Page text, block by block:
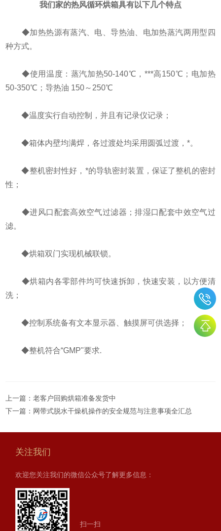
我们家的热风循环烘箱具有以下几个特点
◆加热热源有蒸汽、电、导热油、电加热蒸汽两用型四
种方式。
◆使用温度：蒸汽加热50-140℃，***高150℃；电加热
50-350℃；导热油 150～250℃
◆温度实行自动控制，并且有记录仪记录；
◆箱体内壁均满焊，各过渡处均采用圆弧过渡，*。
◆整机密封性好，*的导轨密封装置，保证了整机的密封
性；
◆进风口配套高效空气过滤器；排湿口配套中效空气过
滤。
◆烘箱双门实现机械联锁。
◆烘箱内各零部件均可快速拆卸，快速安装，以方便清
洗；
◆控制系统备有文本显示器、触摸屏可供选择；
◆整机符合“GMP"要求.
上一篇：老客户回购烘箱准备发货中
下一篇： 网带式脱水干燥机操作的安全规范与注意事项全汇总
关注我们
欢迎您关注我们的微信公众号了解更多信息：
扫一扫